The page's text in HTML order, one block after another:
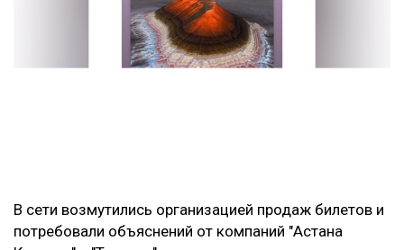
В сети возмутились организацией продаж билетов и
потребовали объяснений от компаний "Астана